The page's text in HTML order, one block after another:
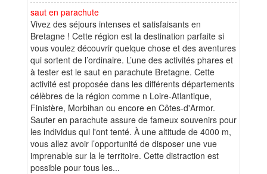
saut en parachute
Vivez des séjours intenses et satisfaisants en
Bretagne ! Cette région est la destination parfaite si
vous voulez découvrir quelque chose et des aventures
qui sortent de l’ordinaire. L’une des activités phares et
à tester est le saut en parachute Bretagne. Cette
activité est proposée dans les différents départements
célèbres de la région comme n Loire-Atlantique,
Finistère, Morbihan ou encore en Côtes-d'Armor.
Sauter en parachute assure de fameux souvenirs pour
les individus qui l'ont tenté. À une altitude de 4000 m,
vous allez avoir l’opportunité de disposer une vue
imprenable sur la le territoire. Cette distraction est
possible pour tous les...